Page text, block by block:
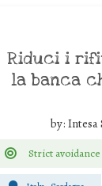
Riduci i
la banca
by: Intesa
Strict